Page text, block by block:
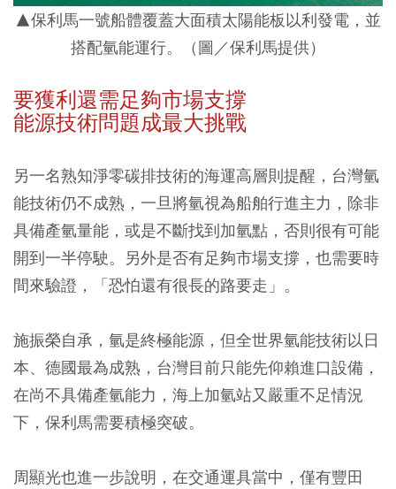
▲保利馬一號船體覆蓋大面積太陽能板以利發電，並
搭配氫能運行。（圖／保利馬提供）
要獲利還需足夠市場支撐
能源技術問題成最大挑戰
另一名熟知淨零碳排技術的海運高層則提醒，台灣氫
能技術仍不成熟，一旦將氫視為船舶行進主力，除非
具備產氫量能，或是不斷找到加氫點，否則很有可能
開到一半停駛。另外是否有足夠市場支撐，也需要時
間來驗證，「恐怕還有很長的路要走」。
施振榮自承，氫是終極能源，但全世界氫能技術以日
本、德國最為成熟，台灣目前只能先仰賴進口設備，
在尚不具備產氫能力，海上加氫站又嚴重不足情況
下，保利馬需要積極突破。
周顯光也進一步說明，在交通運具當中，僅有豐田